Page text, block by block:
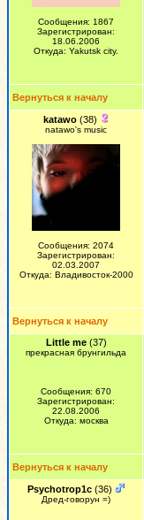
Сообщения: 1867
Зарегистрирован:
18.06.2006
Откуда: Yakutsk city.
Вернуться к началу
katawo(38)
natawo's music
Сообщения: 2074
Зарегистрирован:
02.03.2007
Откуда: Владивосток-2000
Вернуться к началу
Little me(37)
прекрасная брунгильда
Сообщения: 670
Зарегистрирован:
22.08.2006
Откуда: москва
Вернуться к началу
Psychotrop1c (36)
Дред-говорун =)